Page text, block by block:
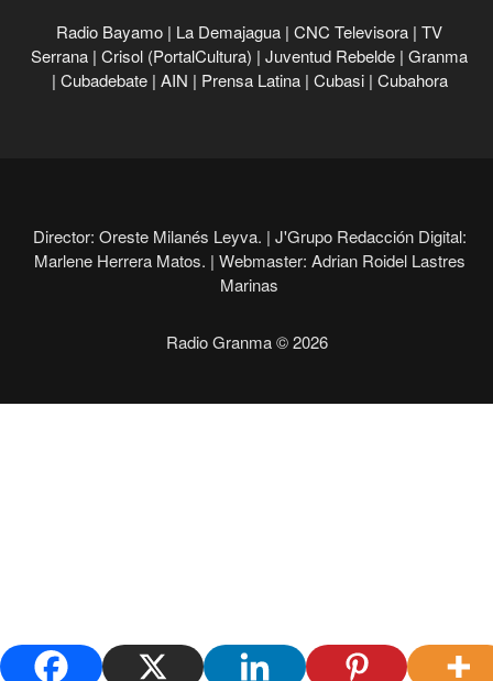
Radio Bayamo | La Demajagua | CNC Televisora | TV
Serrana | Crisol (PortalCultura) | Juventud Rebelde | Granma
| Cubadebate | AIN | Prensa Latina | Cubasi | Cubahora
Director: Oreste Milanés Leyva. | J'Grupo Redacción Digital:
Marlene Herrera Matos. | Webmaster: Adrian Roidel Lastres
Marinas
Radio Granma © 2026